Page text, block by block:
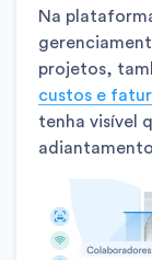
Na
projetos,
custos e
tenha visível